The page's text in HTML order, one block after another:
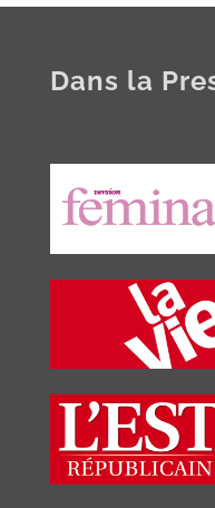
Dans la